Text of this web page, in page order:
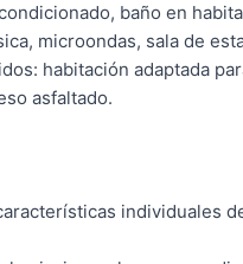
baño en
microondas, sala de
habitación adaptada
asfaltado.
individuales